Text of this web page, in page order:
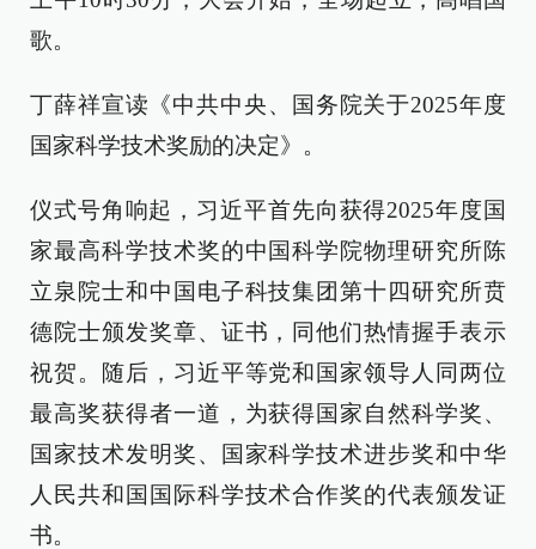
歌。
丁薛祥宣读《中共中央、国务院关于2025年度
国家科学技术奖励的决定》。
仪式号角响起，习近平首先向获得2025年度国
家最高科学技术奖的中国科学院物理研究所陈
立泉院士和中国电子科技集团第十四研究所贲
德院士颁发奖章、证书，同他们热情握手表示
祝贺。随后，习近平等党和国家领导人同两位
最高奖获得者一道，为获得国家自然科学奖、
国家技术发明奖、国家科学技术进步奖和中华
人民共和国国际科学技术合作奖的代表颁发证
书。